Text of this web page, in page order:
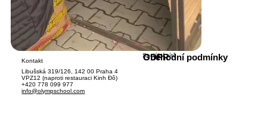
Sociální sítě
GDPR
Obchodní podmínky
Kontakt
Libušská 319/126, 142 00 Praha 4
VPZ12 (naproti restauraci Kinh Đô)
+420 778 099 977
info@olympschool.com